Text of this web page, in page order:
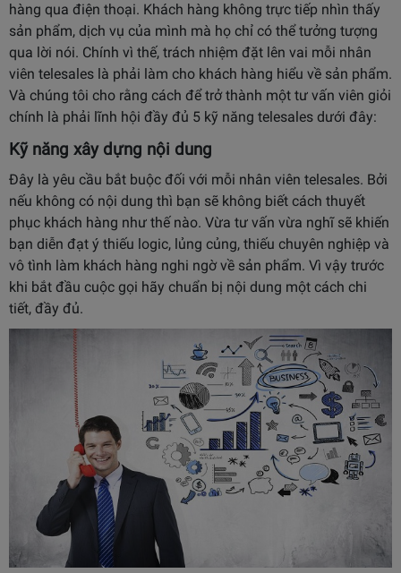
hàng qua điện thoại. Khách hàng không trực tiếp nhìn thấy
sản phẩm, dịch vụ của mình mà họ chỉ có thể tưởng tượng
qua lời nói. Chính vì thế, trách nhiệm đặt lên vai mỗi nhân
viên telesales là phải làm cho khách hàng hiểu về sản phẩm.
Và chúng tôi cho rằng cách để trở thành một tư vấn viên giỏi
chính là phải lĩnh hội đầy đủ 5 kỹ năng telesales dưới đây:
Kỹ năng xây dựng nội dung
Đây là yêu cầu bắt buộc đối với mỗi nhân viên telesales. Bởi
nếu không có nội dung thì bạn sẽ không biết cách thuyết
phục khách hàng như thế nào. Vừa tư vấn vừa nghĩ sẽ khiến
bạn diễn đạt ý thiếu logic, lủng củng, thiếu chuyên nghiệp và
vô tình làm khách hàng nghi ngờ về sản phẩm. Vì vậy trước
khi bắt đầu cuộc gọi hãy chuẩn bị nội dung một cách chi
tiết, đầy đủ.